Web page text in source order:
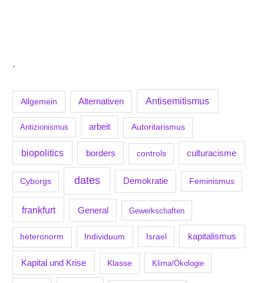
.
Allgemein Alternativen Antisemitismus
Antizionismus arbeit Autoritarismus
biopolitics borders controls culturacisme
Cyborgs dates Demokratie Feminismus
frankfurt General Gewerkschaften
heteronorm Individuum Israel kapitalismus
Kapital und Krise Klasse Klima/Ökologie